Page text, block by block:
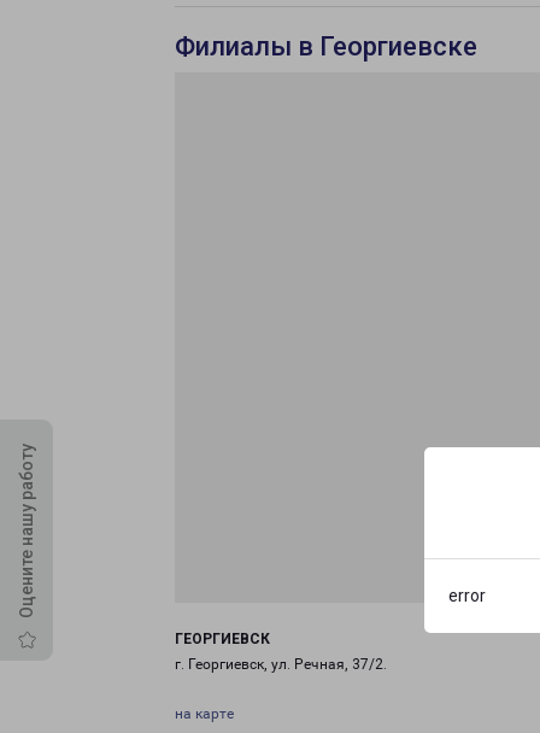
error
Оцените нашу работу
Филиалы в Георгиевске
ГЕОРГИЕВСК
г. Георгиевск, ул. Речная, 37/2.
на карте